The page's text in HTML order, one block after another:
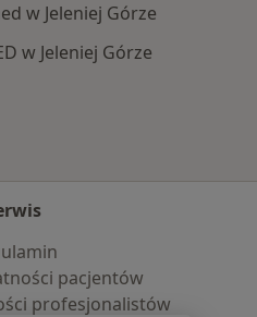
w Jeleniej Górze
w Jeleniej Górze
pacjentów
profesjonalistów